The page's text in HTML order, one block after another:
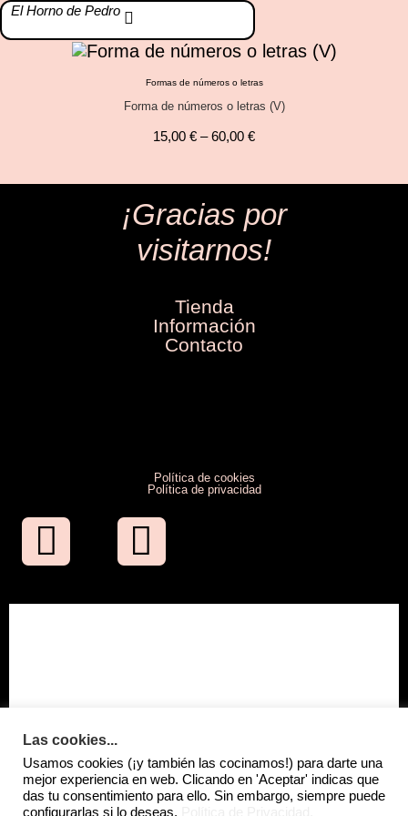
El Horno de Pedro
Formas de números o letras
Forma de números o letras (V)
15,00 € –60,00 €
¡Gracias por
visitarnos!
Tienda
Información
Contacto
Política de cookies
Política de privacidad
Las cookies...
Usamos cookies (¡y también las cocinamos!) para darte una
mejor experiencia en web. Clicando en 'Aceptar' indicas que
das tu consentimiento para ello. Sin embargo, siempre puede
configurarlas si lo deseas.